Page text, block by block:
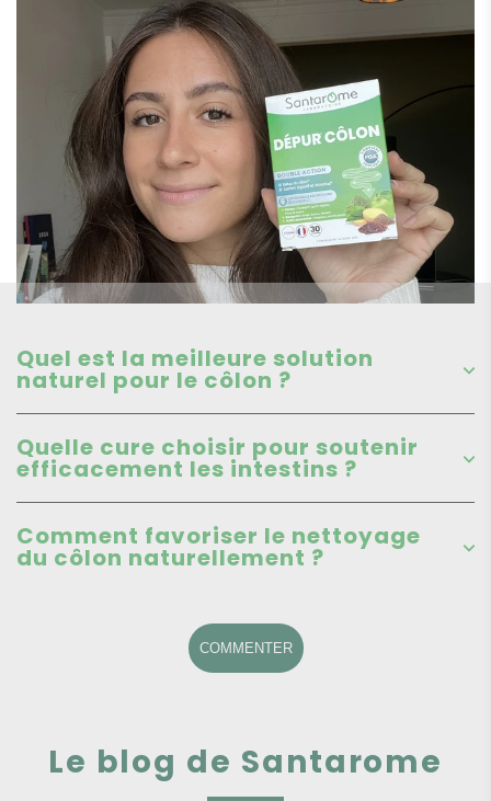
Quel est la meilleure solution
naturel pour le côlon ?
Quelle cure choisir pour soutenir
efficacement les intestins ?
Comment favoriser le nettoyage
du côlon naturellement ?
COMMENTER
Le blog de Santarome